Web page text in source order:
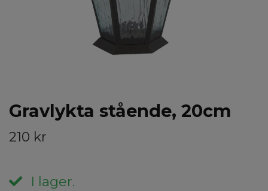
Gravlykta stående, 20cm
210 kr
I lager.